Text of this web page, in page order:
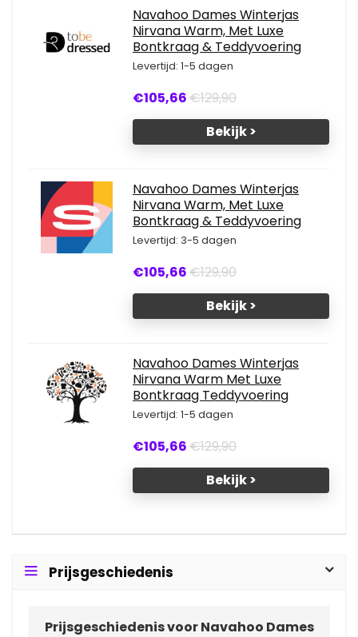
Navahoo Dames Winterjas
Nirvana Warm, Met Luxe
Bontkraag & Teddyvoering
Levertijd: 1-5 dagen
€105,66€129,90
Bekijk >
Navahoo Dames Winterjas
Nirvana Warm, Met Luxe
Bontkraag & Teddyvoering
Levertijd: 3-5 dagen
€105,66€129,90
Bekijk >
Navahoo Dames Winterjas
Nirvana Warm Met Luxe
Bontkraag Teddyvoering
Levertijd: 1-5 dagen
€105,66€129,90
Bekijk >
Prijsgeschiedenis
Prijsgeschiedenis voor Navahoo Dames